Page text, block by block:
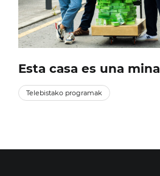
Esta casa es una mina
Telebistako programak